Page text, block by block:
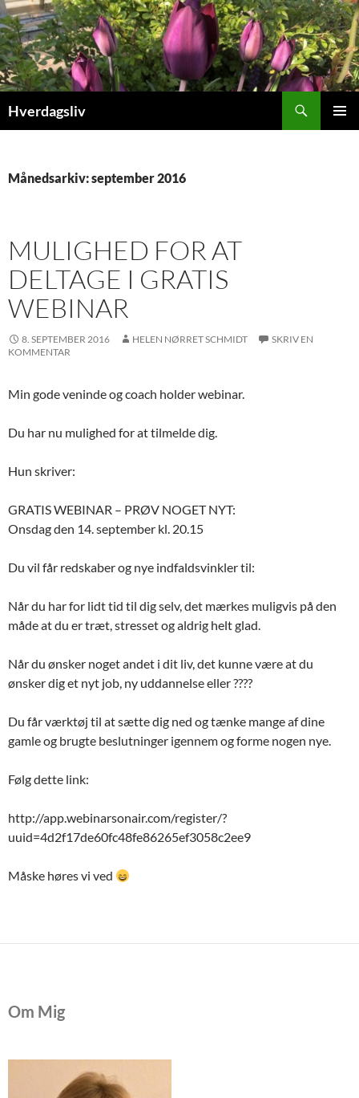
Hop
til
indhold
Hverdagsliv
Månedsarkiv: september 2016
MULIGHED FOR AT
DELTAGE I GRATIS
WEBINAR
8. SEPTEMBER 2016 HELEN NØRRET SCHMIDT
SKRIV EN
KOMMENTAR
Min gode veninde og coach holder webinar.
Du har nu mulighed for at tilmelde dig.
Hun skriver:
GRATIS WEBINAR – PRØV NOGET NYT:
Onsdag den 14. september kl. 20.15
Du vil får redskaber og nye indfaldsvinkler til:
Når du har for lidt tid til dig selv, det mærkes muligvis på den
måde at du er træt, stresset og aldrig helt glad.
Når du ønsker noget andet i dit liv, det kunne være at du
ønsker dig et nyt job, ny uddannelse eller ????
Du får værktøj til at sætte dig ned og tænke mange af dine
gamle og brugte beslutninger igennem og forme nogen nye.
Følg dette link:
http://app.webinarsonair.com/register/?
uuid=4d2f17de60fc48fe86265ef3058c2ee9
Måske høres vi ved
Om Mig